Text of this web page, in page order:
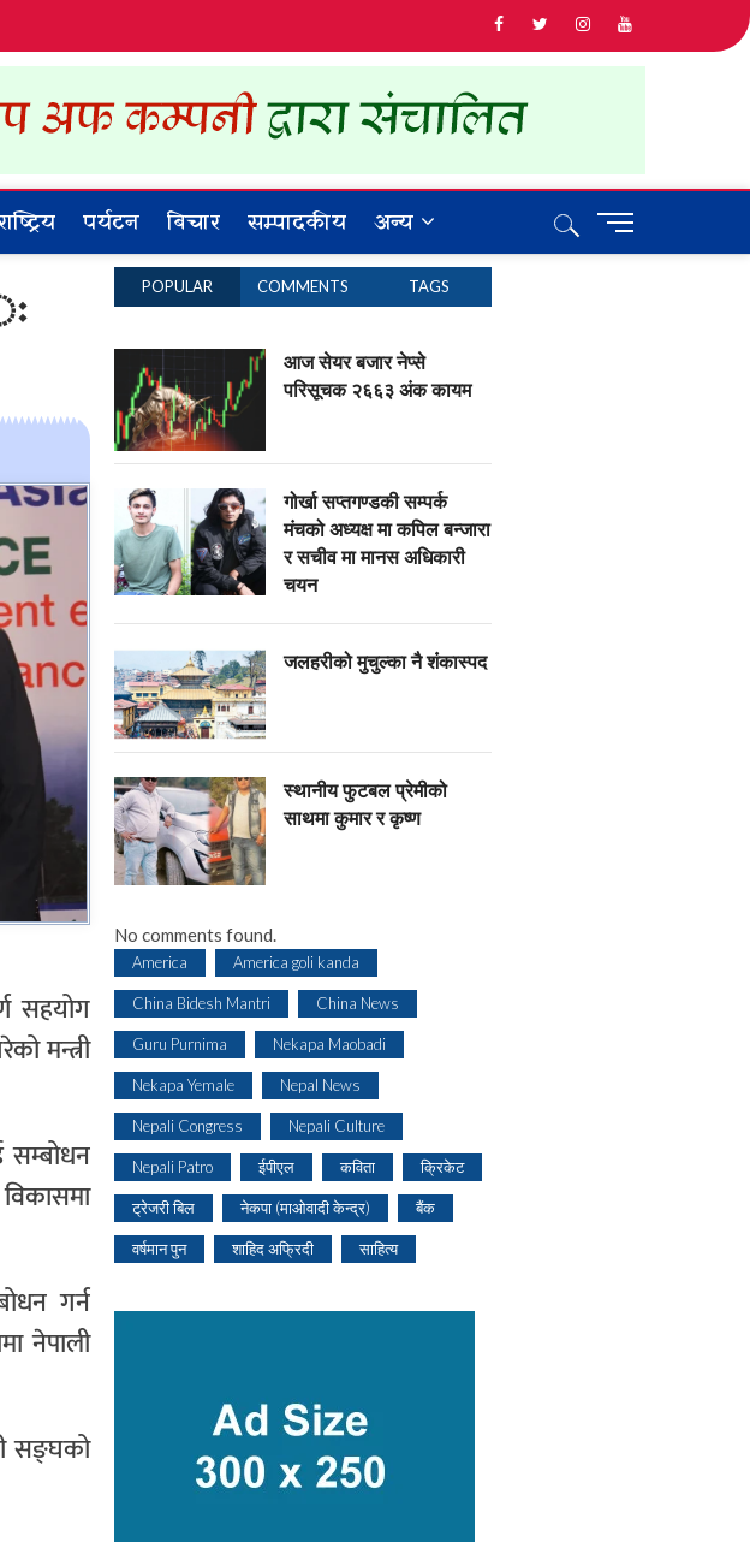
पर्यटन बिचार सम्पादकीय अन्य
M
सहयोग
मन्त्री
सम्बोधन
गर्न
नेपाली
सङ्घको
POPULAR COMMENTS TAGS
आज सेयर बजार नेप्से
परिसूचक २६६३ अंक कायम
गोर्खा सप्तगण्डकी सम्पर्क
मंचको अध्यक्ष मा कपिल बन्जारा
र सचीव मा मानस अधिकारी
चयन
जलहरीको मुचुल्का नै शंंकास्पद
स्थानीय फुटबल प्रेमीको
साथमा कुमार र कृष्ण
No comments found.
America America goli kanda
China Bidesh Mantri China News
Guru Purnima Nekapa Maobadi
Nekapa Yemale Nepal News
Nepali Congress Nepali Culture
Nepali Patro ईपीएल कविता क्रिकेट
ट्रेजरी बिल नेकपा (माओवादी केन्द्र) बैंक
वर्षमान पुन शाहिद अफ्रिदी साहित्य